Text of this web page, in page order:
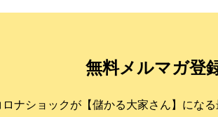
無料メルマガ登
ロナショックが【儲かる大家さん】にな